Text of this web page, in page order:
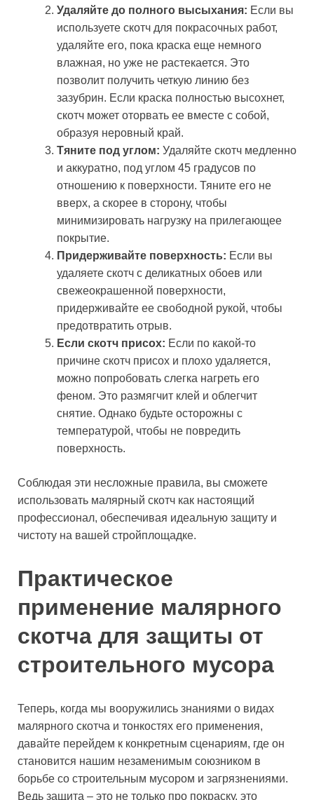
Удаляйте до полного высыхания: Если вы
используете скотч для покрасочных работ,
удаляйте его, пока краска еще немного
влажная, но уже не растекается. Это
позволит получить четкую линию без
зазубрин. Если краска полностью высохнет,
скотч может оторвать ее вместе с собой,
образуя неровный край.
Тяните под углом: Удаляйте скотч медленно
и аккуратно, под углом 45 градусов по
отношению к поверхности. Тяните его не
вверх, а скорее в сторону, чтобы
минимизировать нагрузку на прилегающее
покрытие.
Придерживайте поверхность: Если вы
удаляете скотч с деликатных обоев или
свежеокрашенной поверхности,
придерживайте ее свободной рукой, чтобы
предотвратить отрыв.
Если скотч присох: Если по какой-то
причине скотч присох и плохо удаляется,
можно попробовать слегка нагреть его
феном. Это размягчит клей и облегчит
снятие. Однако будьте осторожны с
температурой, чтобы не повредить
поверхность.
Соблюдая эти несложные правила, вы сможете
использовать малярный скотч как настоящий
профессионал, обеспечивая идеальную защиту и
чистоту на вашей стройплощадке.
Практическое
применение малярного
скотча для защиты от
строительного мусора
Теперь, когда мы вооружились знаниями о видах
малярного скотча и тонкостях его применения,
давайте перейдем к конкретным сценариям, где он
становится нашим незаменимым союзником в
борьбе со строительным мусором и загрязнениями.
Ведь защита – это не только про покраску, это